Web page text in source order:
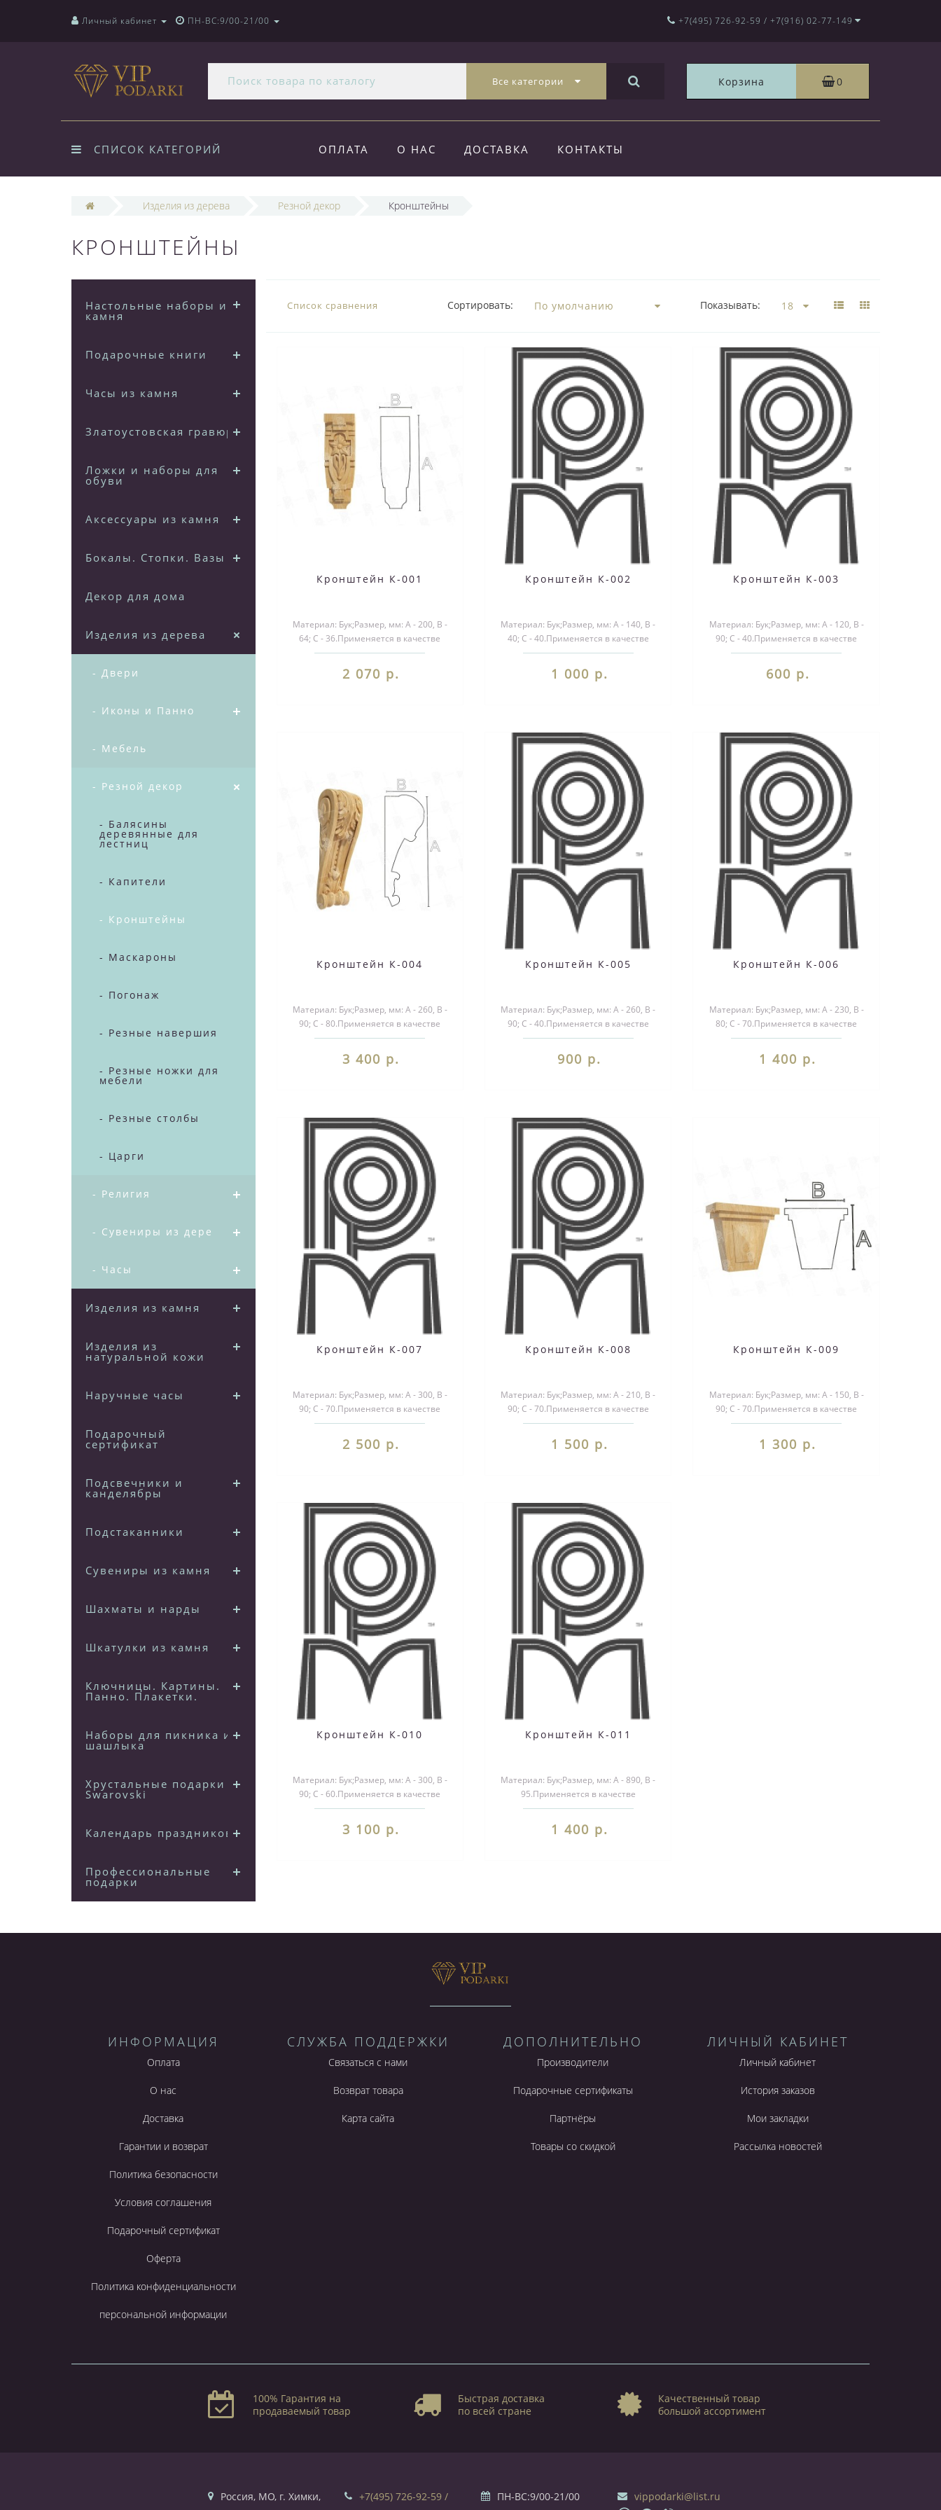
Личный кабинет ПН-ВС:9/00-21/00 +7(495) 726-92-59 / +7(916) 02-77-149
Все категории Корзина 0
СПИСОК КАТЕГОРИЙ ОПЛАТА О НАС ДОСТАВКА КОНТАКТЫ
Изделия из дерева Резной декор Кронштейны
КРОНШТЕЙНЫ
Настольные наборы из
камня
Подарочные книги
Часы из камня
Златоустовская гравюра
Ложки и наборы для
обуви
Аксессуары из камня
Бокалы. Стопки. Вазы
Декор для дома
Изделия из дерева
- Двери
- Иконы и Панно
- Мебель
- Резной декор
- Балясины
деревянные для
лестниц
- Капители
- Кронштейны
- Маскароны
- Погонаж
- Резные навершия
- Резные ножки для
мебели
- Резные столбы
- Царги
- Религия
- Сувениры из дерева
- Часы
Изделия из камня
Изделия из
натуральной кожи
Наручные часы
Подарочный
сертификат
Подсвечники и
канделябры
Подстаканники
Сувениры из камня
Шахматы и нарды
Шкатулки из камня
Ключницы. Картины.
Панно. Плакетки.
Наборы для пикника и
шашлыка
Хрустальные подарки
Swarovski
Календарь праздников
Профессиональные
подарки
Список сравнения Сортировать: Показывать:
Кронштейн К-001
Материал: Бук;Размер, мм: А - 200, B -
64; С - 36.Применяется в качестве
декоративного элемента при ..
2 070 р.
Кронштейн К-002
Материал: Бук;Размер, мм: А - 140, B -
40; С - 40.Применяется в качестве
декоративного элемента при ..
1 000 р.
Кронштейн К-003
Материал: Бук;Размер, мм: А - 120, B -
90; С - 40.Применяется в качестве
декоративного элемента при ..
600 р.
Кронштейн К-004
Материал: Бук;Размер, мм: А - 260, B -
90; С - 80.Применяется в качестве
декоративного элемента при ..
3 400 р.
Кронштейн К-005
Материал: Бук;Размер, мм: А - 260, B -
90; С - 40.Применяется в качестве
декоративного элемента при ..
900 р.
Кронштейн К-006
Материал: Бук;Размер, мм: А - 230, B -
80; С - 70.Применяется в качестве
декоративного элемента при ..
1 400 р.
Кронштейн К-007
Материал: Бук;Размер, мм: А - 300, B -
90; С - 70.Применяется в качестве
декоративного элемента при ..
2 500 р.
Кронштейн К-008
Материал: Бук;Размер, мм: А - 210, B -
90; С - 70.Применяется в качестве
декоративного элемента при ..
1 500 р.
Кронштейн К-009
Материал: Бук;Размер, мм: А - 150, B -
90; С - 70.Применяется в качестве
декоративного элемента при ..
1 300 р.
Кронштейн К-010
Материал: Бук;Размер, мм: А - 300, B -
90; С - 60.Применяется в качестве
декоративного элемента при ..
3 100 р.
Кронштейн К-011
Материал: Бук;Размер, мм: А - 890, B -
95.Применяется в качестве
декоративного элемента при
изготовл..
1 400 р.
ИНФОРМАЦИЯ
Оплата
О нас
Доставка
Гарантии и возврат
Политика безопасности
Условия соглашения
Подарочный сертификат
Оферта
Политика конфиденциальности
персональной информации
СЛУЖБА ПОДДЕРЖКИ
Связаться с нами
Возврат товара
Карта сайта
ДОПОЛНИТЕЛЬНО
Производители
Подарочные сертификаты
Партнёры
Товары со скидкой
ЛИЧНЫЙ КАБИНЕТ
Личный кабинет
История заказов
Мои закладки
Рассылка новостей
100% Гарантия на
продаваемый товар
Быстрая доставка
по всей стране
Качественный товар
большой ассортимент
Россия, МО, г. Химки,
+7(495) 726-92-59 /
ПН-ВС:9/00-21/00 vippodarki@list.ru